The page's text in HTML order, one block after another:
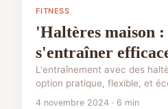
FITNESS
'Haltères maison
s'entraîner
L'entraînement avec des
option pratique, flexible, et
4 novembre 2024 · 6 min